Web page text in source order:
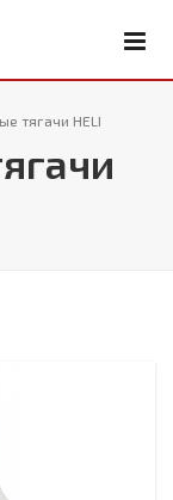
тягачи HELI